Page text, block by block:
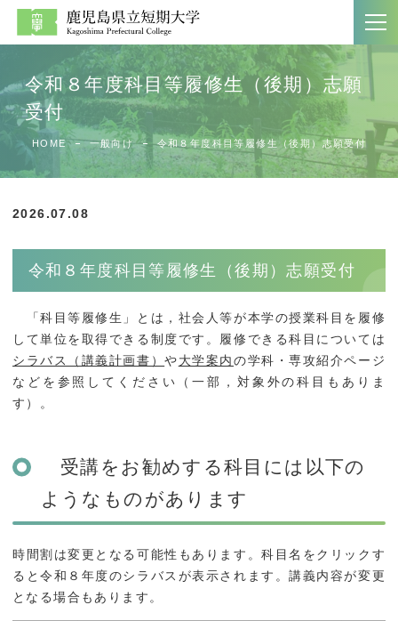
大学案内
ホーム
大学案内
教員一覧
附属図書館
学科紹介
文学科
第二部商経学科
入試案内
オープンキャンパス情
報
社会連携
かごしま応援寄附金
就職・進学
令和８年度科目等履修生（後期）志願
受付
HOME 一般向け 令和８年度科目等履修生（後期）志願受付
2026.07.08
令和８年度科目等履修生（後期）志願受付
「科目等履修生」とは，社会人等が本学の授業科目を履修
して単位を取得できる制度です。履修できる科目については
シラバス（講義計画書）や大学案内の学科・専攻紹介ページ
などを参照してください（一部，対象外の科目もありま
す）。
受講をお勧めする科目には以下の
ようなものがあります
時間割は変更となる可能性もあります。科目名をクリックす
ると令和８年度のシラバスが表示されます。講義内容が変更
となる場合もあります。